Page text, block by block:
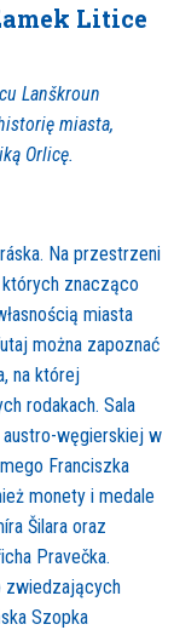
Litice
Lanškroun
miasta,
Orlicę.
Na przestrzeni
znacząco
miasta
można zapoznać
na której
rodakach. Sala
węgierskiej w
Franciszka
monety i medale
Šilara oraz
Pravečka.
zwiedzających
Szopka